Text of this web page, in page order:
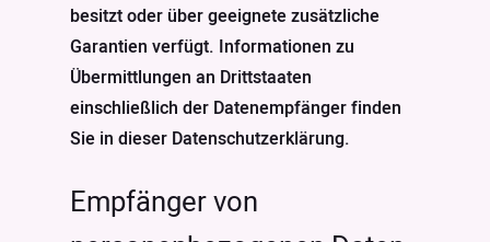
besitzt oder über geeignete zusätzliche
Garantien verfügt. Informationen zu
Übermittlungen an Drittstaaten
einschließlich der Datenempfänger finden
Sie in dieser Datenschutzerklärung.
Empfänger von